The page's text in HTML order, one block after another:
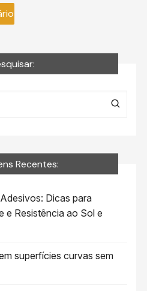
Recentes:
Dicas para
e Resistência ao Sol e
superfícies curvas sem